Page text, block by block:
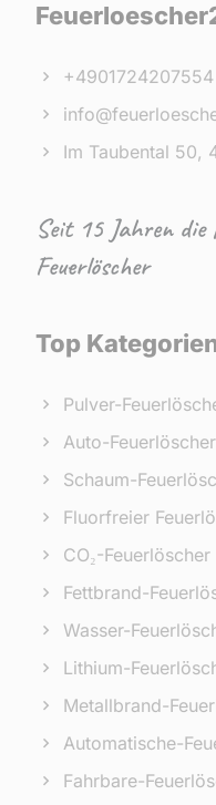
+4901724207554
Im Taubental 50,
Seit 15 Jahren die
Feuerlöscher
Top
Pulver-
Auto-Feuerlöscher
Schaum-
Fluorfreier
CO₂-Feuerlöscher
Fettbrand-
Wasser-
Lithium-
Metallbrand-
Automatische-
Fahrbare-